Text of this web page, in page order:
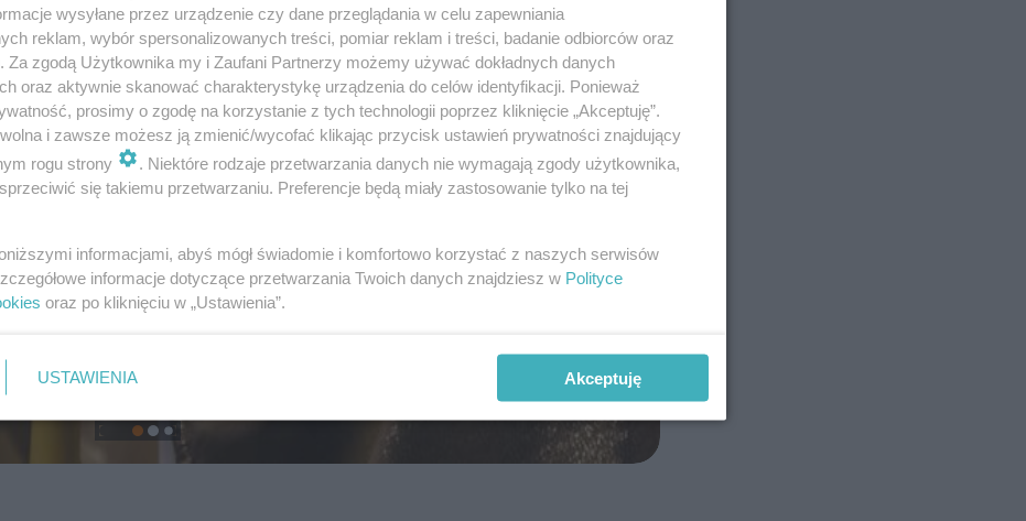
wysyłane przez urządzenie czy dane przeglądania w celu zapewniania
reklam, wybór spersonalizowanych treści, pomiar reklam i treści, badanie odbiorców oraz
Za zgodą Użytkownika my i Zaufani Partnerzy możemy używać dokładnych danych
oraz aktywnie skanować charakterystykę urządzenia do celów identyfikacji. Ponieważ
prosimy o zgodę na korzystanie z tych technologii poprzez kliknięcie „Akceptuję”.
i zawsze możesz ją zmienić/wycofać klikając przycisk ustawień prywatności znajdujący
rogu strony
. Niektóre rodzaje przetwarzania danych nie wymagają zgody użytkownika,
się takiemu przetwarzaniu. Preferencje będą miały zastosowanie tylko na tej
informacjami, abyś mógł świadomie i komfortowo korzystać z naszych serwisów
informacje dotyczące przetwarzania Twoich danych znajdziesz w Polityce
oraz po kliknięciu w „Ustawienia”.
USTAWIENIA Akceptuję